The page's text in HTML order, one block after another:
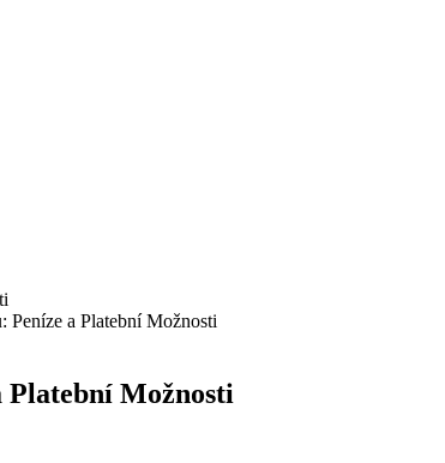
Peníze a Platební Možnosti
Platební Možnosti